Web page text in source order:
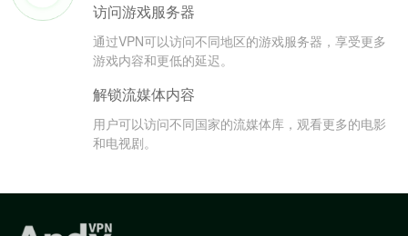
访问游戏服务器
通过VPN可以访问不同地区的游戏服务器，享受更多
游戏内容和更低的延迟。
解锁流媒体内容
用户可以访问不同国家的流媒体库，观看更多的电影
和电视剧。